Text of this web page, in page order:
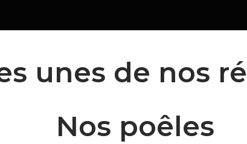
unes de nos
Nos poêles